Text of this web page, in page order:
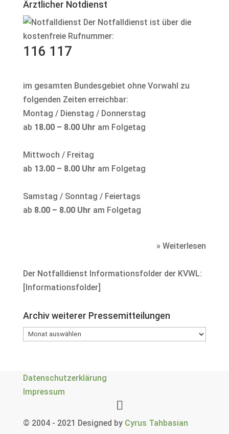
Ärztlicher Notdienst
Der Notfalldienst ist über die
kostenfreie Rufnummer:
116 117
im gesamten Bundesgebiet ohne Vorwahl zu
folgenden Zeiten erreichbar:
Montag / Dienstag / Donnerstag
ab 18.00 – 8.00 Uhr am Folgetag
Mittwoch / Freitag
ab 13.00 – 8.00 Uhr am Folgetag
Samstag / Sonntag / Feiertags
ab 8.00 – 8.00 Uhr am Folgetag
» Weiterlesen
Der Notfalldienst Informationsfolder der KVWL:
[Informationsfolder]
Archiv weiterer Pressemitteilungen
Archiv
Datenschutzerklärung
Impressum
© 2004 - 2021 Designed by Cyrus Tahbasian